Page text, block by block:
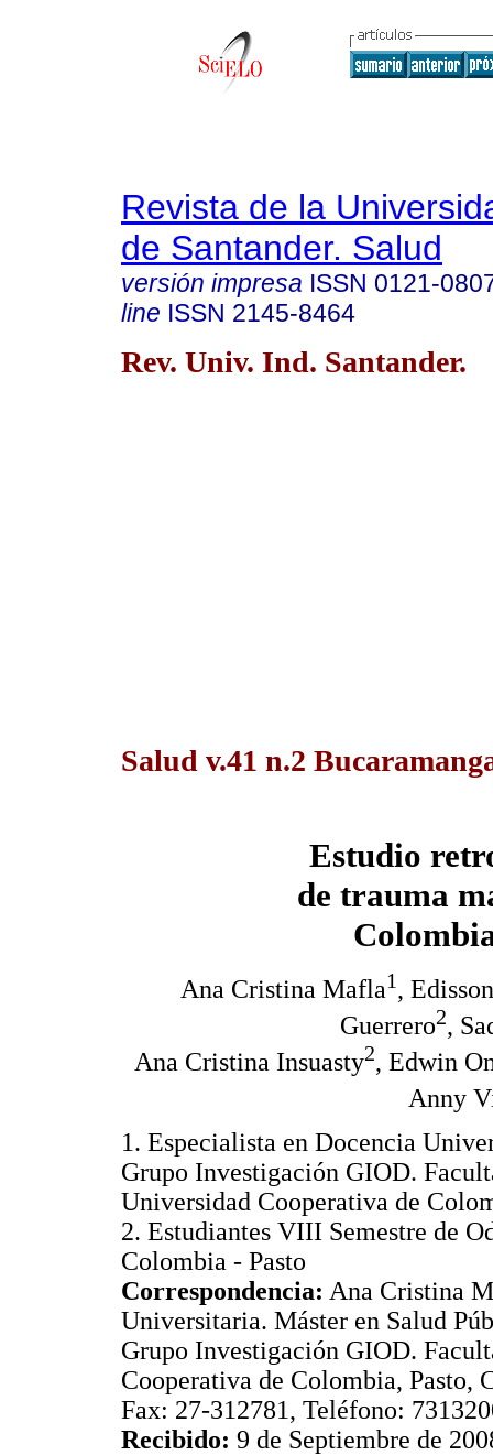
Revista de la
de Santander. Salud
versión impresa ISSN 0121-
line ISSN 2145-8464
Rev. Univ. Ind. Santander.
Salud v.41 n.2
Estudio
de trauma
Ana Cristina Mafla1,
Guerrero2,
Ana Cristina Insuasty2, Edwin
Anny
1. Especialista en Docencia
Grupo Investigación GIOD.
Universidad Cooperativa de
2. Estudiantes VIII Semestre de
Colombia - Pasto
Correspondencia: Ana Cristina
Universitaria. Máster en Salud
Grupo Investigación GIOD.
Cooperativa de Colombia, Pasto,
Fax: 27-312781, Teléfono:
Recibido: 9 de Septiembre de